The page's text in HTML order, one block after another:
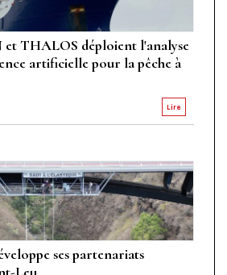
THALOS déploient l'analyse
artificielle pour la pêche à
Lire
ses partenariats